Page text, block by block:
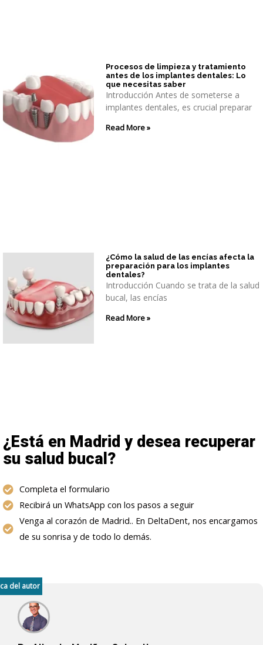
Procesos de limpieza y tratamiento
antes de los implantes dentales: Lo
que necesitas saber
Introducción Antes de someterse a
implantes dentales, es crucial preparar
Read More »
¿Cómo la salud de las encías afecta la
preparación para los implantes
dentales?
Introducción Cuando se trata de la salud
bucal, las encías
Read More »
¿Está en Madrid y desea recuperar
su salud bucal?
Completa el formulario
Recibirá un WhatsApp con los pasos a seguir
Venga al corazón de Madrid.. En DeltaDent, nos encargamos
de su sonrisa y de todo lo demás.
del autor